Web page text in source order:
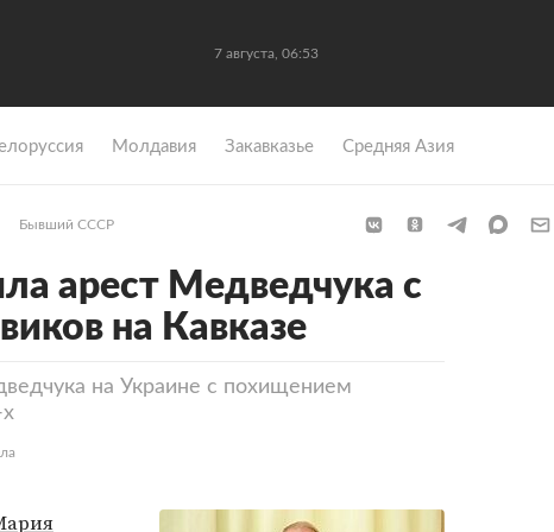
7 августа, 06:53
Молдавия Закавказье Средняя Азия
Бывший СССР
арест Медведчука с
на Кавказе
на Украине с похищением